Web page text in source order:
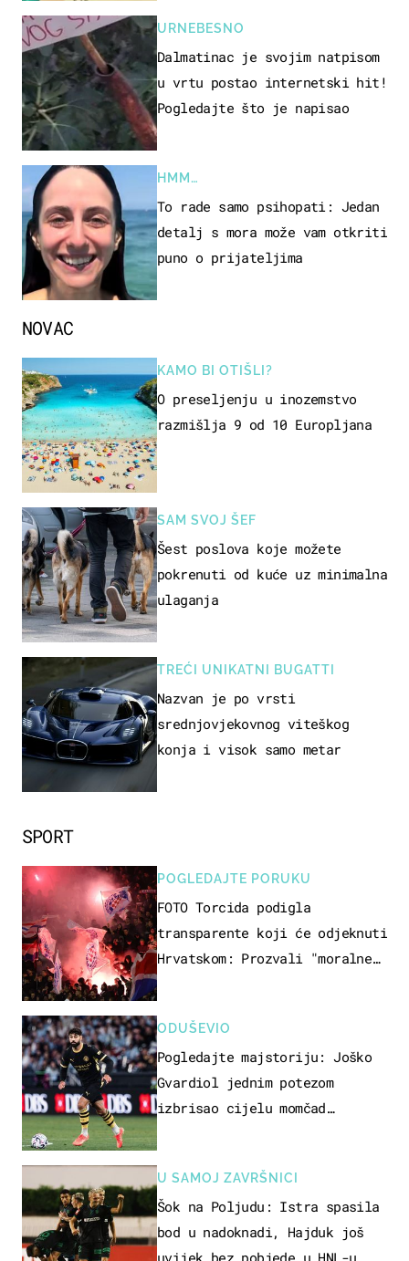
URNEBESNO
Dalmatinac je svojim natpisom
u vrtu postao internetski hit!
Pogledajte što je napisao
HMM…
To rade samo psihopati: Jedan
detalj s mora može vam otkriti
puno o prijateljima
SPORT
POGLEDAJTE PORUKU
FOTO Torcida podigla
transparente koji će odjeknuti
Hrvatskom: Prozvali "moralne
ODUŠEVIO
Pogledajte majstoriju: Joško
Gvardiol jednim potezom
izbrisao cijelu momčad
U SAMOJ ZAVRŠNICI
Šok na Poljudu: Istra spasila
bod u nadoknadi, Hajduk još
NOVAC
KAMO BI OTIŠLI?
O preseljenju u inozemstvo
razmišlja 9 od 10 Europljana
SAM SVOJ ŠEF
Šest poslova koje možete
pokrenuti od kuće uz minimalna
ulaganja
TREĆI UNIKATNI BUGATTI
Nazvan je po vrsti
srednjovjekovnog viteškog
konja i visok samo metar